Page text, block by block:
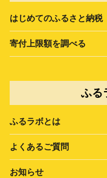
はじめてのふるさと納税
寄付上限額を調べる
ふる
ふるラボとは
よくあるご質問
お知らせ